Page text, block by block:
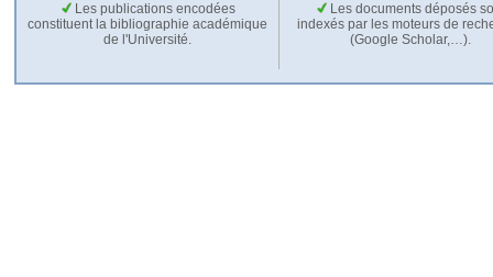
Les publications encodées
constituent la bibliographie académique
de l'Université.
Les documents déposés
indexés par les moteurs de
(Google Scholar,…).